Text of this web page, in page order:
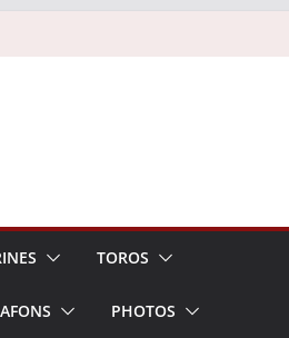
TOROS
PHOTOS